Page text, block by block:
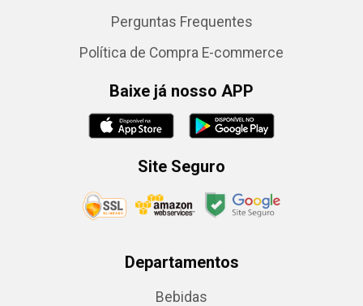
Perguntas Frequentes
Política de Compra E-commerce
Baixe já nosso APP
Site Seguro
Departamentos
Bebidas